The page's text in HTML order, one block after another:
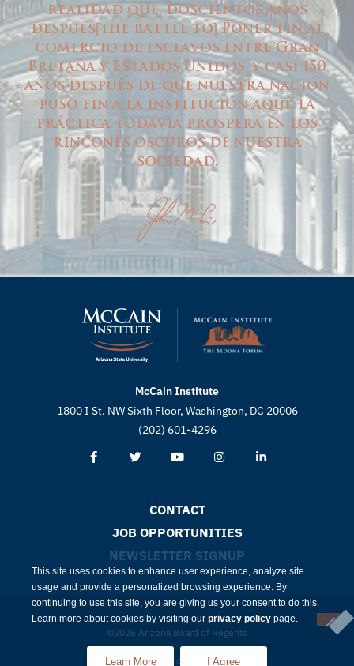
realidad que, doscientos años
después[the battle to]Poner fin al
comercio de esclavos entre Gran
Bretaña y Estados Unidos, y casi 150
años después de que nuestra nación
puso fin a la institución aquí, la
práctica todavía prospera en los
rincones oscuros de nuestra
sociedad.
McCain Institute
1800 I St. NW Sixth Floor, Washington, DC 20006
(202) 601-4296
CONTACT
JOB OPPORTUNITIES
NEWSLETTER SIGNUP
©2026 Arizona Board of Regents
Compliance Privacy
This site uses cookies to enhance user experience, analyze site
usage and provide a personalized browsing experience. By
continuing to use this site, you are giving us your consent to do this.
Learn more about cookies by visiting our privacy policy page.
Learn More I Agree